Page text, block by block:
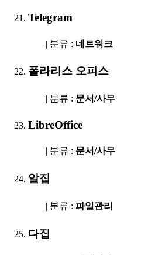
Telegram
| 분류 : 네트워크
폴라리스 오피스
| 분류 : 문서/사무
LibreOffice
| 분류 : 문서/사무
알집
| 분류 : 파일관리
다집